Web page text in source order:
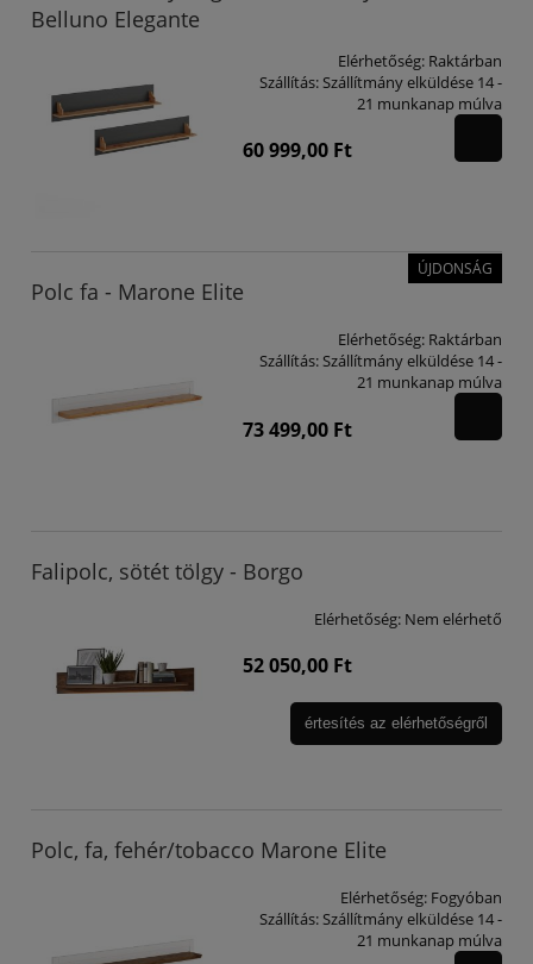
Belluno Elegante
Elérhetőség: Raktárban
Szállítás:Szállítmány elküldése 14 -
21 munkanap múlva
60 999,00 Ft
Polc fa - Marone Elite
Elérhetőség: Raktárban
Szállítás:Szállítmány elküldése 14 -
21 munkanap múlva
73 499,00 Ft
ÚJDONSÁG
Falipolc, sötét tölgy - Borgo
Elérhetőség: Nem elérhető
52 050,00 Ft
értesítés az elérhetőségről
Polc, fa, fehér/tobacco Marone Elite
Elérhetőség: Fogyóban
Szállítás:Szállítmány elküldése 14 -
21 munkanap múlva